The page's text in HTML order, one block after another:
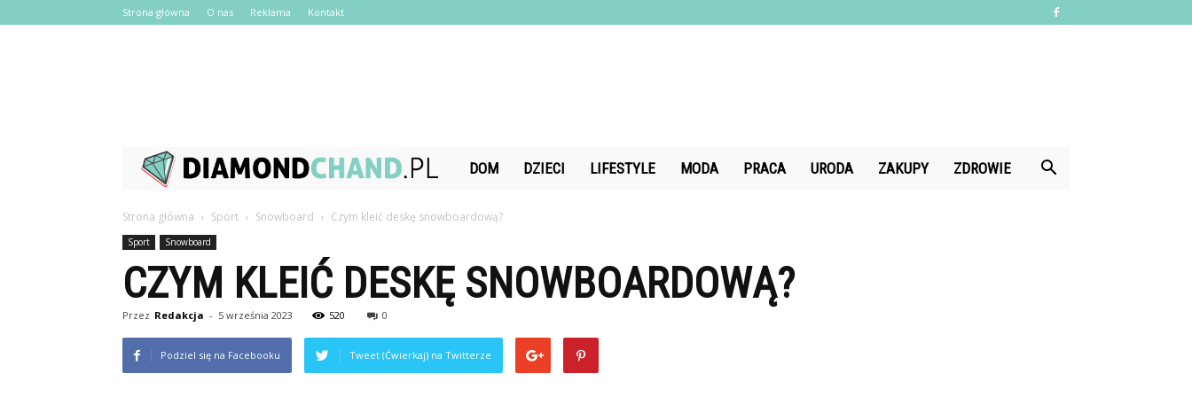
Strona główna O nas Reklama Kontakt
DiamondChand.pl
DOM DZIECI LIFESTYLE MODA PRACA URODA ZAKUPY ZDROWIE
Strona główna Sport Snowboard Czym kleić deskę snowboardową?
Sport Snowboard
CZYM KLEIĆ DESKĘ SNOWBOARDOWĄ?
Przez Redakcja - 5 września 2023 520 0
Podziel się na Facebooku Tweet (Ćwierkaj) na Twitterze